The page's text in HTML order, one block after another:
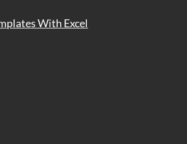
With Excel